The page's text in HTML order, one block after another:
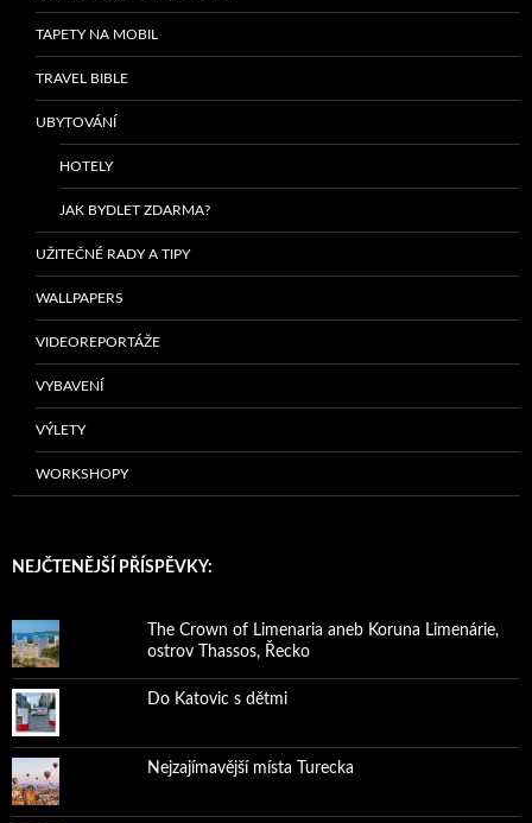
TAPETY NA MOBIL
TRAVEL BIBLE
UBYTOVÁNÍ
HOTELY
JAK BYDLET ZDARMA?
UŽITEČNÉ RADY A TIPY
WALLPAPERS
VIDEOREPORTÁŽE
VYBAVENÍ
VÝLETY
WORKSHOPY
NEJČTENĚJŠÍ PŘÍSPĚVKY:
The Crown of Limenaria aneb Koruna Limenárie,
ostrov Thassos, Řecko
Do Katovic s dětmi
Nejzajímavější místa Turecka